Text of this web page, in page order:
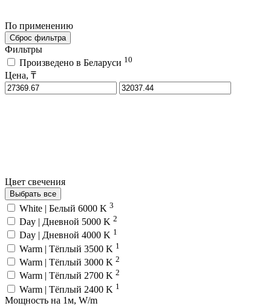
По применению
Сброс фильтра
Фильтры
Произведено в Беларуси 10
Цена, ₸
Цвет свечения
Выбрать все
White | Белый 6000 K 3
Day | Дневной 5000 K 2
Day | Дневной 4000 K 1
Warm | Тёплый 3500 K 1
Warm | Тёплый 3000 K 2
Warm | Тёплый 2700 K 2
Warm | Тёплый 2400 K 1
Мощность на 1м, W/m